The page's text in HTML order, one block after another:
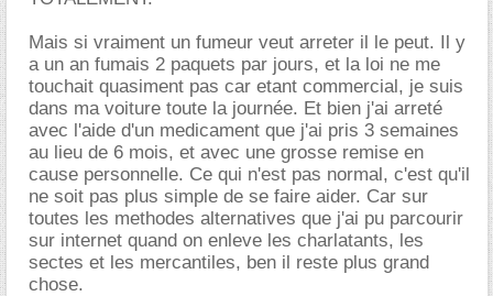
Mais si vraiment un fumeur veut arreter il le peut. Il y
a un an fumais 2 paquets par jours, et la loi ne me
touchait quasiment pas car etant commercial, je suis
dans ma voiture toute la journée. Et bien j'ai arreté
avec l'aide d'un medicament que j'ai pris 3 semaines
au lieu de 6 mois, et avec une grosse remise en
cause personnelle. Ce qui n'est pas normal, c'est qu'il
ne soit pas plus simple de se faire aider. Car sur
toutes les methodes alternatives que j'ai pu parcourir
sur internet quand on enleve les charlatants, les
sectes et les mercantiles, ben il reste plus grand
chose.